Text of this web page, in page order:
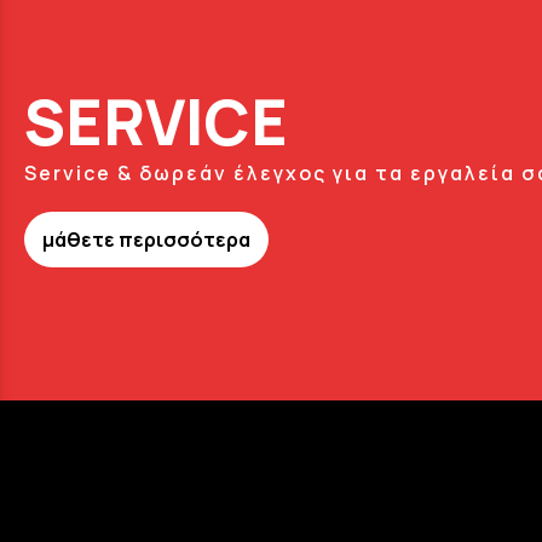
SERVICE
Service & δωρεάν έλεγχος για τα εργαλεία
μάθετε περισσότερα